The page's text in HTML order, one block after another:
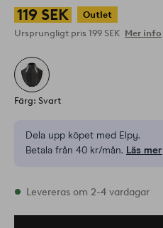
119 SEK
Outlet
Ursprungligt pris 199 SEK Mer info
Färg: Svart
Dela upp köpet med Elpy.
Betala från 40 kr/mån. Läs mer
I lager
Levereras om 2-4 vardagar